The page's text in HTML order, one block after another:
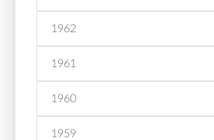
1962
1961
1960
1959